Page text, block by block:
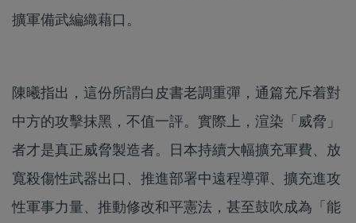
擴軍備武編織藉口。
陳曦指出，這份所謂白皮書老調重彈，通篇充斥着對
中方的攻擊抹黑，不值一評。實際上，渲染「威脅」
者才是真正威脅製造者。日本持續大幅擴充軍費、放
寬殺傷性武器出口、推進部署中遠程導彈、擴充進攻
性軍事力量、推動修改和平憲法，甚至鼓吹成為「能